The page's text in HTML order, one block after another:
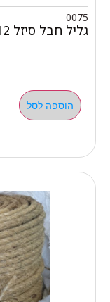
0075
גליל חבל סיזל 12 מ"מ לפחות 200 מטר האתלט
הוספה לסל